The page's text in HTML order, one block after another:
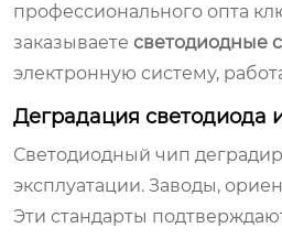
профессионального опта
заказываете светодиодные
электронную систему,
Деградация светодиода
Светодиодный чип
эксплуатации. Заводы,
Эти стандарты